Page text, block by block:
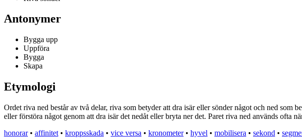
Antonymer
Bygga upp
Uppföra
Bygga
Skapa
Etymologi
Ordet riva ned består av två delar, riva som betyder att dra isär eller sönder något och ned som
eller förstöra något genom att dra isär det nedåt eller bryta ner det. Paret riva ned används ofta
honorar• affinitet • kroppsskada • vice versa • kronometer• hyvel • mobilisera • sekond •